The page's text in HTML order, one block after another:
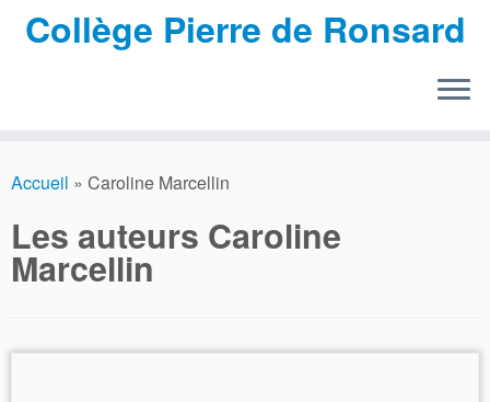
au
Collège Pierre de Ronsard
Accueil » Caroline Marcellin
Les auteurs Caroline
Marcellin